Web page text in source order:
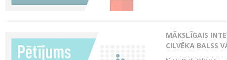
MĀKSLĪGAIS
CILVĒKA BALSS